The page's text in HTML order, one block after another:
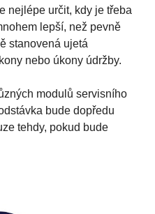
nejlépe určit, kdy je třeba
lepší, než pevně
stanovená ujetá
nebo úkony údržby.
modulů servisního
bude dopředu
tehdy, pokud bude